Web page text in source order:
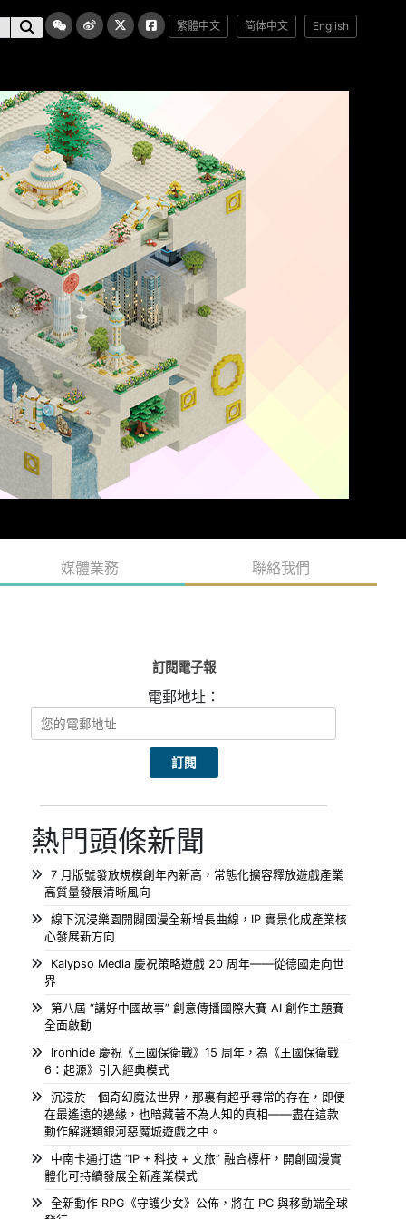
繁體中文 简体中文 English
媒體業務 聯絡我們
訂閱電子報
電郵地址：
熱門頭條新聞
7 月版號發放規模創年內新高，常態化擴容釋放遊戲產業
高質量發展清晰風向
線下沉浸樂園開闢國漫全新增長曲線，IP 實景化成產業核
心發展新方向
Kalypso Media 慶祝策略遊戲 20 周年——從德國走向世
界
第八屆 “講好中國故事” 創意傳播國際大賽 AI 創作主題賽
全面啟動
Ironhide 慶祝《王國保衛戰》15 周年，為《王國保衛戰
6：起源》引入經典模式
沉浸於一個奇幻魔法世界，那裏有超乎尋常的存在，即便
在最遙遠的邊緣，也暗藏著不為人知的真相——盡在這款
動作解謎類銀河惡魔城遊戲之中。
中南卡通打造 “IP + 科技 + 文旅” 融合標杆，開創國漫實
體化可持續發展全新產業模式
全新動作 RPG《守護少女》公佈，將在 PC 與移動端全球